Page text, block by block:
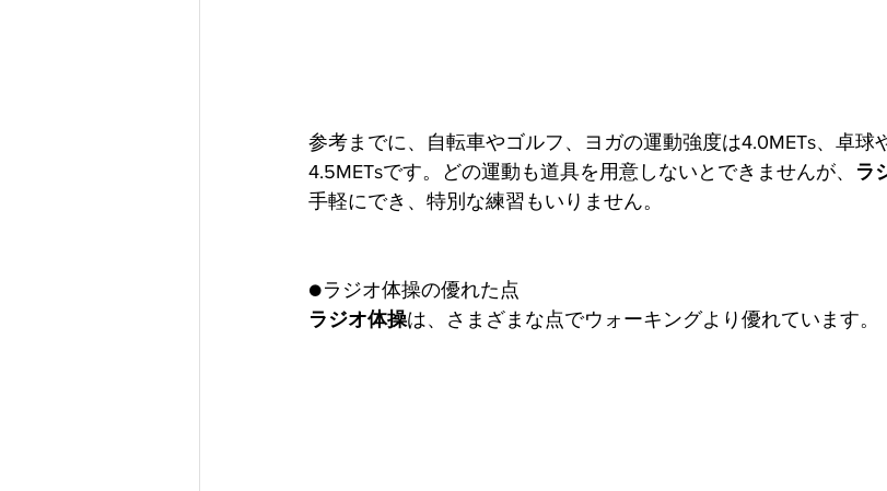
参考までに、自転車やゴルフ、ヨガの運動強度は4.0METs、卓球
4.5METsです。どの運動も道具を用意しないとできませんが、 ラ
手軽にでき、特別な練習もいりません。
●ラジオ体操の優れた点
ラジオ体操は、さまざまな点でウォーキングより優れています。